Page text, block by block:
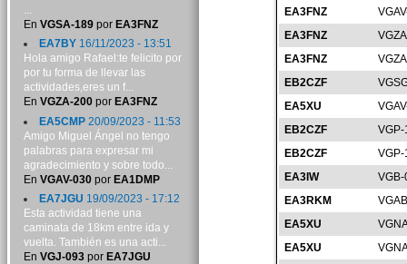
EA3FNZ
EA3FNZ
EA3FNZ
EB2CZF
EA5XU
EB2CZF
EB2CZF
EA3IW
EA3RKM
EA5XU
EA5XU
...
En VGSA-189por EA3FNZ
EA7BY16/11/2023 - 13:51
Hola amigo Rafael:te felicito por
por tu forma de llevar las
actividades,eres un f...
En VGZA-200por EA3FNZ
EA5CMP20/09/2023 - 11:53
Amigo Miguel Ángel no tengo
palabras para expresar mi
agradecimiento y sobre todo...
En VGAV-030por EA1DMP
EA7JGU 19/09/2023 - 17:12
Esta actividad tiene una
caminata de 18km entre ida y
vuelta. También es una acti...
En VGJ-093por EA7JGU